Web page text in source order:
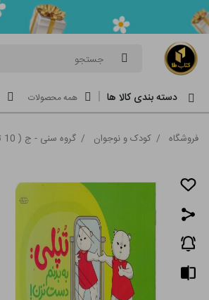
جستجو
دسته بندی کالا ها همه محصولات
فروشگاه / کودک و نوجوان / گروه سنی - ج ( 10 تا 12 سال )